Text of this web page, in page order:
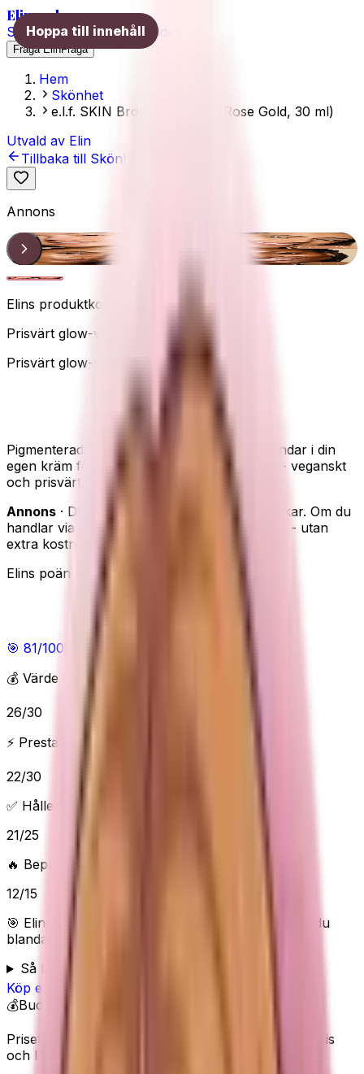
Hoppa till innehåll
Elins val
SkönhetHälsa TräningGuider
Fråga ElinFråga
Hem
Skönhet
e.l.f. SKIN Bronzing Drops (Rose Gold, 30 ml)
Utvald av Elin
Tillbaka till Skönhet
Annons
Nyanser
1/ 1
Elins produktkoll
Prisvärt glow-val
Prisvärt glow-val
VeganskBlandas i kräm
e.l.f. SKIN Bronzing Drops - flytande glow du
Pigmenterade bronzing-droppar som du blandar i din
egen kräm för en naturlig, sun-kissed lyster - veganskt
och prisvärt.
Annons · Den här sidan innehåller reklamlänkar. Om du
handlar via våra länkar kan vi få en provision - utan
extra kostnad för dig.
Elins poäng
Elins poäng
🎯 81/100
💰 Värde för pengarna
26/30
⚡ Prestanda & funktioner
22/30
✅ Håller vad det lovar
21/25
🔥 Beprövad/populär
12/15
🎯 Elins poäng:
Prisvärt glow-val du
blandar själv
Så bedömer Elin
Köp e.l.f.
💰Budget
Priset visas inte här eftersom Amazon kan ändra pris
och lagerstatus.